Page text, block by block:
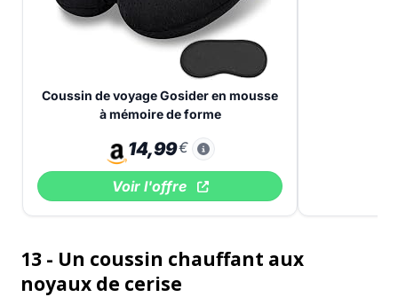
Coussin de voyage Gosider en mousse
à mémoire de forme
14,99€
Voir l'offre
13 - Un coussin chauffant aux
noyaux de cerise